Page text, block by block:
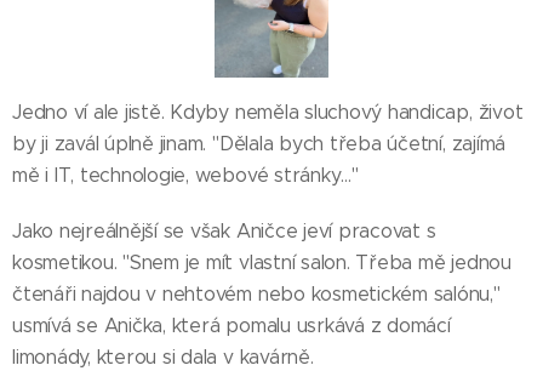
Jedno ví ale jistě. Kdyby neměla sluchový handicap, život
by ji zavál úplně jinam. "Dělala bych třeba účetní, zajímá
mě i IT, technologie, webové stránky…"
Jako nejreálnější se však Aničce jeví pracovat s
kosmetikou. "Snem je mít vlastní salon. Třeba mě jednou
čtenáři najdou v nehtovém nebo kosmetickém salónu,"
usmívá se Anička, která pomalu usrkává z domácí
limonády, kterou si dala v kavárně.